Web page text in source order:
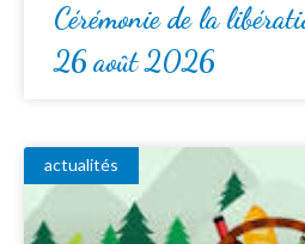
Cérémonie de la
26 août 2026
actualités